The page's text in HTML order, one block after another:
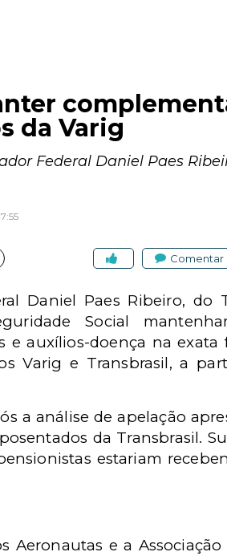
da Varig
Federal Daniel Paes
Comentar
Daniel Paes Ribeiro,
Social
e auxílios-doença na
Varig e Transbrasil, a
a análise de apelação
da Transbrasil.
estariam
Aeronautas e a